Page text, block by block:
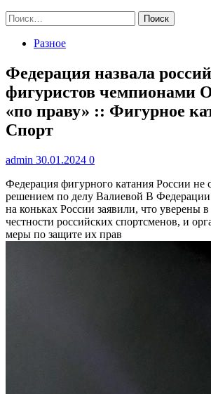
Найти:
Разное
Федерация назвала
фигуристов чемпионами
«по праву» :: Фигурное
Спорт
admin 30.01.2024 0
Федерация фигурного катания России не
решением по делу Валиевой В Федерации
на коньках России заявили, что уверены в
честности российских спортсменов, и
меры по защите их прав